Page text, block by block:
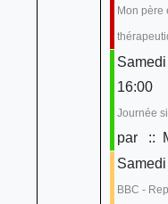
Mon père
16:00
Journée
par
::
BBC -